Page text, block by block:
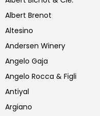
Albert Brenot
Altesino
Andersen Winery
Angelo Gaja
Angelo Rocca & Figli
Antiyal
Argiano